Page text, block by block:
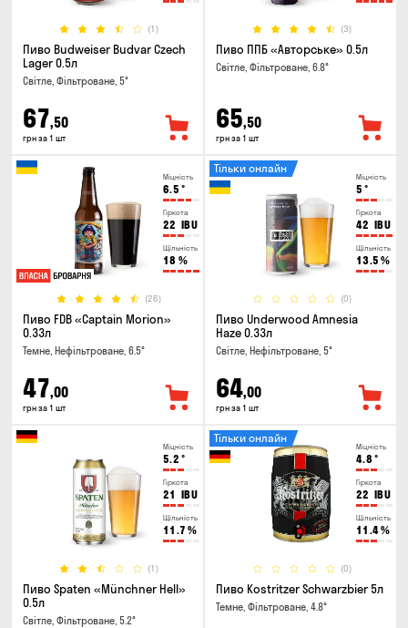
(1)
Пиво Budweiser Budvar Czech
Lager 0.5л
Світле, Фільтроване, 5°
67,50
грн за 1 шт
(3)
Пиво ППБ «Авторське» 0.5л
Світле, Фільтроване, 6.8°
65,50
грн за 1 шт
Міцність
6.5 °
Гіркота
22 IBU
Щільність
18 %
(26)
Пиво FDB «Captain Morion»
0.33л
Темне, Нефільтроване, 6.5°
47,00
грн за 1 шт
Міцність
5 °
Гіркота
42 IBU
Щільність
13.5 %
(0)
Тільки онлайн
Пиво Underwood Amnesia
Haze 0.33л
Світле, Нефільтроване, 5°
64,00
грн за 1 шт
Міцність
5.2 °
Гіркота
21 IBU
Щільність
11.7 %
(1)
Пиво Spaten «Münchner Hell»
0.5л
Світле, Фільтроване, 5.2°
Міцність
4.8 °
Гіркота
22 IBU
Щільність
11.4%
(0)
Тільки онлайн
Пиво Kostritzer Schwarzbier 5л
Темне, Фільтроване, 4.8°